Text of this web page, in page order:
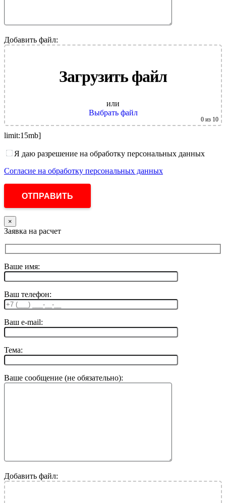
Добавить файл:
Загрузить файл
или
Выбрать файл
0 из 10
limit:15mb]
Я даю разрешение на обработку персональных данных
Согласие на обработку персональных данных
×
Заявка на расчет
Ваше имя:
Ваш телефон:
Ваш e-mail:
Тема:
Ваше сообщение (не обязательно):
Добавить файл: